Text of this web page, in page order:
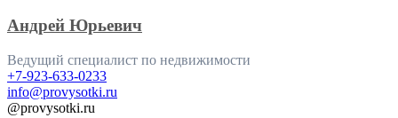
Андрей Юрьевич
Ведущий специалист по недвижимости
+7-923-633-0233
info@provysotki.ru
@provysotki.ru